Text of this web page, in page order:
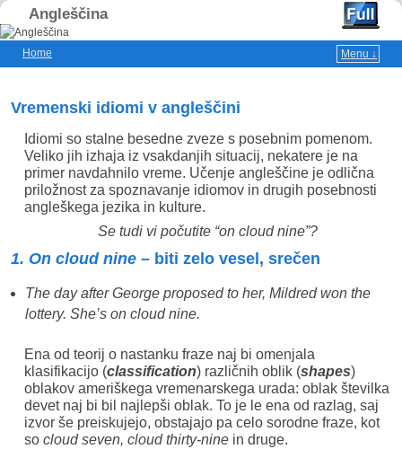
Angleščina
Home
Menu ↓
Vremenski idiomi v angleščini
Idiomi so stalne besedne zveze s posebnim pomenom.
Veliko jih izhaja iz vsakdanjih situacij, nekatere je na
primer navdahnilo vreme. Učenje angleščine je odlična
priložnost za spoznavanje idiomov in drugih posebnosti
angleškega jezika in kulture.
Se tudi vi počutite “on cloud nine”?
1. On cloud nine – biti zelo vesel, srečen
The day after George proposed to her, Mildred won the
lottery. She’s on cloud nine.
Ena od teorij o nastanku fraze naj bi omenjala
klasifikacijo (classification) različnih oblik (shapes)
oblakov ameriškega vremenarskega urada: oblak številka
devet naj bi bil najlepši oblak. To je le ena od razlag, saj
izvor še preiskujejo, obstajajo pa celo sorodne fraze, kot
so cloud seven, cloud thirty-nine in druge.